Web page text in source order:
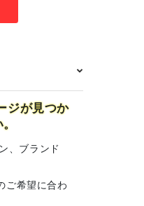
ジが見つか
、ブランド
ご希望に合わ